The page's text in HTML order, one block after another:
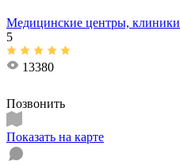
Медицинские центры, клиники
5
13380
Позвонить
Показать на карте